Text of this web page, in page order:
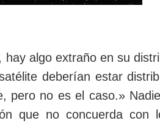
hay algo extraño en su
deberían estar
pero no es el caso.»
que no concuerda